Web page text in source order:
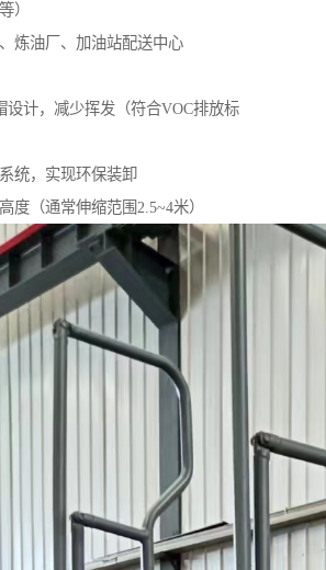
）
炼油厂、加油站配送中心
设计，减少挥发（符合VOC排放标
统，实现环保装卸
度（通常伸缩范围2.5~4米）